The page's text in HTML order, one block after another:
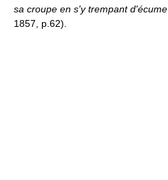
sa croupe en s'y trempant d'écume
1857, p.62).